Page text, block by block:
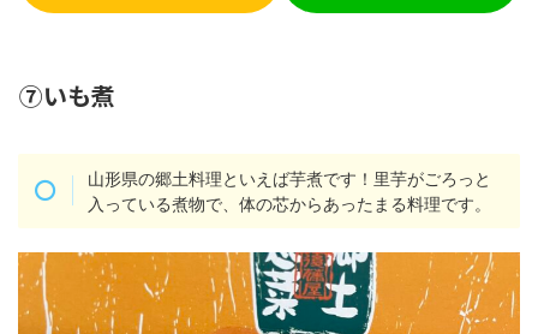
⑦いも煮
山形県の郷土料理といえば芋煮です！里芋がごろっと
入っている煮物で、体の芯からあったまる料理です。